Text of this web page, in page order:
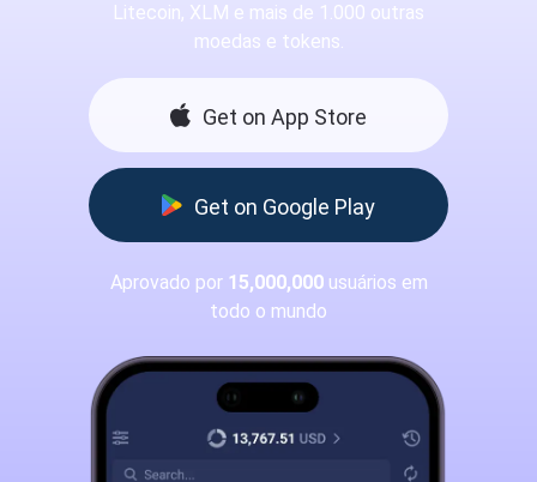
Litecoin, XLM e mais de 1.000 outras
moedas e tokens.
Get on App Store
Get on Google Play
Aprovado por 15,000,000usuários em
todo o mundo